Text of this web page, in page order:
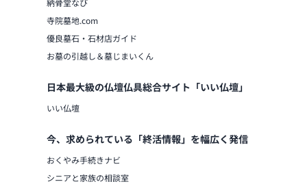
納骨堂なび
寺院墓地.com
優良墓石・石材店ガイド
お墓の引越し＆墓じまいくん
日本最大級の仏壇仏具総合サイト「いい仏壇」
いい仏壇
今、求められている「終活情報」を幅広く発信
おくやみ手続きナビ
シニアと家族の相談室